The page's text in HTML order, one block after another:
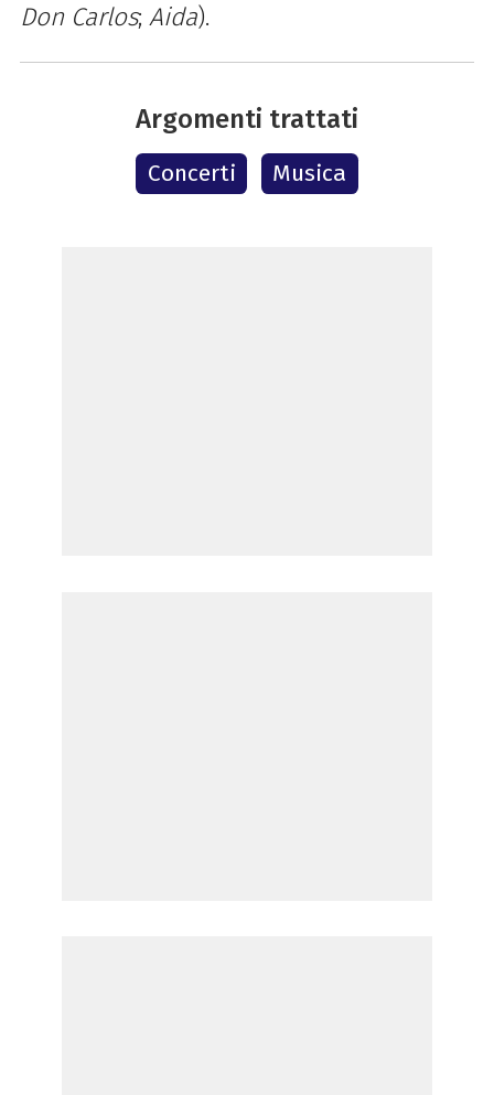
Don Carlos; Aida).
Argomenti trattati
Concerti Musica